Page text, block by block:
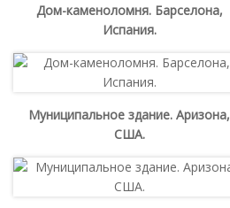
Дом-каменоломня. Барселона,
Испания.
Муниципальное здание. Аризона,
США.